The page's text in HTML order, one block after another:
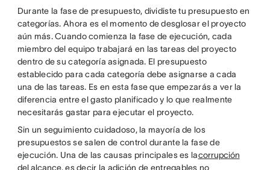
Durante la fase de presupuesto, dividiste tu presupuesto en
categorías. Ahora es el momento de desglosar el proyecto
aún más. Cuando comienza la fase de ejecución, cada
miembro del equipo trabajará en las tareas del proyecto
dentro de su categoría asignada. El presupuesto
establecido para cada categoría debe asignarse a cada
una de las tareas. Es en esta fase que empezarás a ver la
diferencia entre el gasto planificado y lo que realmente
necesitarás gastar para ejecutar el proyecto.
Sin un seguimiento cuidadoso, la mayoría de los
presupuestos se salen de control durante la fase de
ejecución. Una de las causas principales es lacorrupción
del alcance, es decir la adición de entregables no